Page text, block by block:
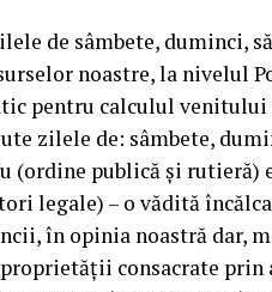
de sâmbete, duminci,
noastre, la nivelul
pentru calculul venitului
zilele de: sâmbete,
publică și rutieră)
legale) – o vădită
în opinia noastră dar,
consacrate prin